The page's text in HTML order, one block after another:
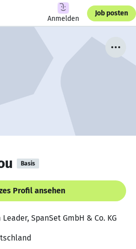
Anmelden
Job posten
Basis
Profil ansehen
SpanSet GmbH & Co. KG